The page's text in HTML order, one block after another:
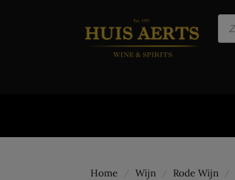
Home / Wijn / Rode Wijn /